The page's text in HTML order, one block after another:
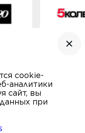
cookie-
аналитики
сайт, вы
при